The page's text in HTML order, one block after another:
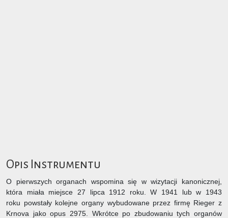
Opis Instrumentu
O pierwszych organach wspomina się w wizytacji kanonicznej,
która miała miejsce 27 lipca 1912 roku. W 1941 lub w 1943
roku powstały kolejne organy wybudowane przez firmę Rieger z
Krnova jako opus 2975. Wkrótce po zbudowaniu tych organów